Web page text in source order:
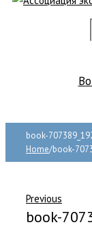
book-
Home/book-
Previous
book-